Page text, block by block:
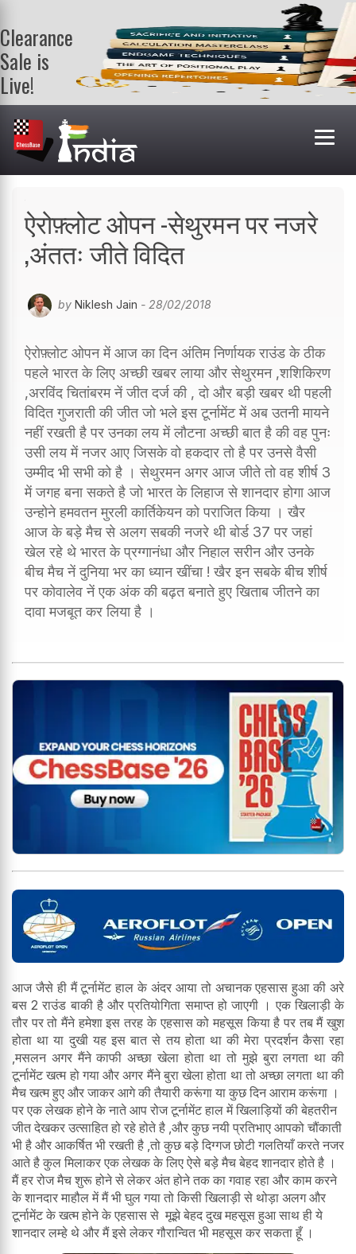
Clearance
Sale is
Live!
Get a FREE
book on
purchasing 2
or more
books. Valid
ऐरोफ़्लोट ओपन -सेथुरमन पर नजरे
,अंततः जीते विदित
by Niklesh Jain - 28/02/2018
ऐरोफ़्लोट ओपन में आज का दिन अंतिम निर्णायक राउंड के ठीक
पहले भारत के लिए अच्छी खबर लाया और सेथुरमन ,शशिकिरण
,अरविंद चितांबरम नें जीत दर्ज की , दो और बड़ी खबर थी पहली
विदित गुजराती की जीत जो भले इस टूर्नामेंट में अब उतनी मायने
नहीं रखती है पर उनका लय में लौटना अच्छी बात है की वह पुनः
उसी लय में नजर आए जिसके वो हकदार तो है पर उनसे वैसी
उम्मीद भी सभी को है । सेथुरमन अगर आज जीते तो वह शीर्ष 3
में जगह बना सकते है जो भारत के लिहाज से शानदार होगा आज
उन्होने हमवतन मुरली कार्तिकेयन को पराजित किया । खैर
आज के बड़े मैच से अलग सबकी नजरे थी बोर्ड 37 पर जहां
खेल रहे थे भारत के प्रग्गानंधा और निहाल सरीन और उनके
बीच मैच नें दुनिया भर का ध्यान खींचा ! खैर इन सबके बीच शीर्ष
पर कोवालेव नें एक अंक की बढ़त बनाते हुए खिताब जीतने का
दावा मजबूत कर लिया है ।
आज जैसे ही मैं टूर्नामेंट हाल के अंदर आया तो अचानक एहसास हुआ की अरे
बस 2 राउंड बाकी है और प्रतियोगिता समाप्त हो जाएगी । एक खिलाड़ी के
तौर पर तो मैंने हमेशा इस तरह के एहसास को महसूस किया है पर तब मैं खुश
होता था या दुखी यह इस बात से तय होता था की मेरा प्रदर्शन कैसा रहा
,मसलन अगर मैंने काफी अच्छा खेला होता था तो मुझे बुरा लगता था की
टूर्नामेंट खत्म हो गया और अगर मैंने बुरा खेला होता था तो अच्छा लगता था की
मैच खत्म हुए और जाकर आगे की तैयारी करूंगा या कुछ दिन आराम करूंगा ।
पर एक लेखक होने के नाते आप रोज टूर्नामेंट हाल में खिलाड़ियों की बेहतरीन
जीत देखकर उत्साहित हो रहे होते है ,और कुछ नयी प्रतिभाए आपको चौंकाती
भी है और आकर्षित भी रखती है ,तो कुछ बड़े दिग्गज छोटी गलतियाँ करते नजर
आते है कुल मिलाकर एक लेखक के लिए ऐसे बड़े मैच बेहद शानदार होते है ।
मैं हर रोज मैच शुरू होने से लेकर अंत होने तक का गवाह रहा और काम करने
के शानदार माहौल में मैं भी घुल गया तो किसी खिलाड़ी से थोड़ा अलग और
टूर्नामेंट के खत्म होने के एहसास से मूझे बेहद दुख महसूस हुआ साथ ही ये
शानदार लम्हे थे और मैं इसे लेकर गौरान्वित भी महसूस कर सकता हूँ ।